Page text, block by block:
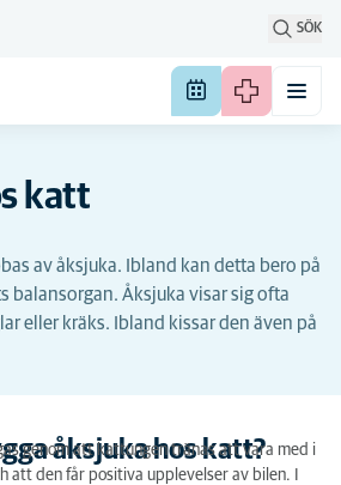
SÖK
katt
av åksjuka. Ibland kan detta bero på
balansorgan. Åksjuka visar sig ofta
eller kräks. Ibland kissar den även på
åksjuka hos katt?
genom att kattungen tränas att vara med i
att den får positiva upplevelser av bilen. I